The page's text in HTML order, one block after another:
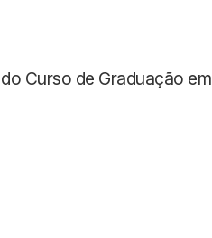
Curso de Graduação em